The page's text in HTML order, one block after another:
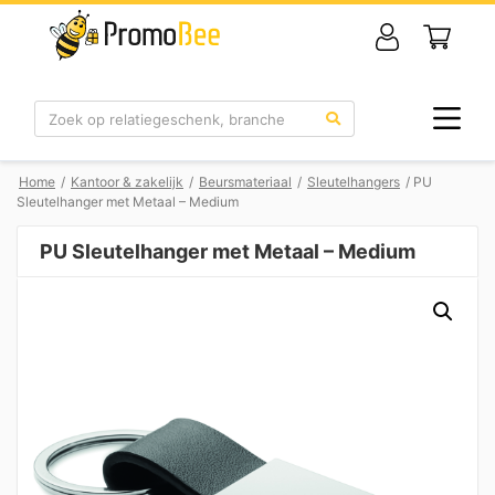
Zoek
Home / Kantoor & zakelijk / Beursmateriaal / Sleutelhangers / PU
Sleutelhanger met Metaal – Medium
PU Sleutelhanger met Metaal – Medium